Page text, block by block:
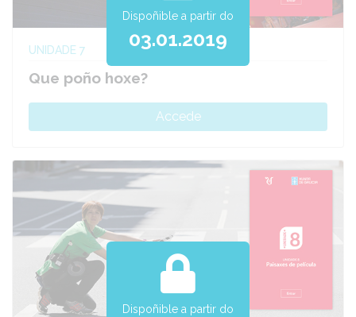
UNIDADE 7
Que poño hoxe?
Accede
Dispoñible a partir do
03.01.2019
Dispoñible a partir do